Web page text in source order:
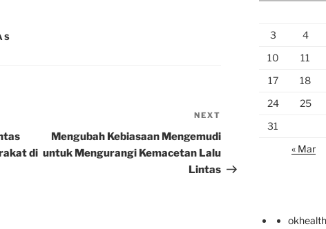
di
Post
NEXT
Mengubah Kebiasaan Mengemudi
untuk Mengurangi Kemacetan Lalu
Lintas
3
4
10
11
17
18
24
25
31
« Mar